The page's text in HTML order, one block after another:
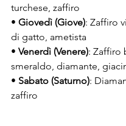
turchese, zaffiro
• Giovedì (Giove): Zaffiro
di gatto, ametista
• Venerdì (Venere): Zaffiro
smeraldo, diamante,
• Sabato (Saturno):
zaffiro